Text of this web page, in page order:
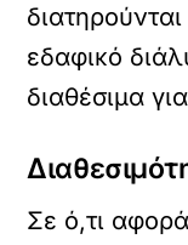
εδαφικό
διαθέσιμα
Σε ό,τι